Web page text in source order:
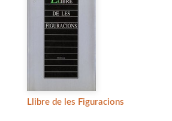
Llibre de les Figuracions